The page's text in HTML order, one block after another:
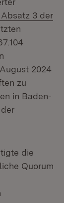
3 der
neuem Fenster)
2024
zu
in Baden-
die
Quorum